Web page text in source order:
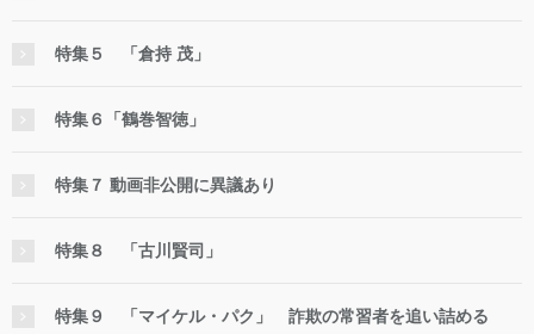
特集５ 「倉持 茂」
特集６「鶴巻智徳」
特集７ 動画非公開に異議あり
特集８ 「古川賢司」
特集９ 「マイケル・パク」 詐欺の常習者を追い詰める